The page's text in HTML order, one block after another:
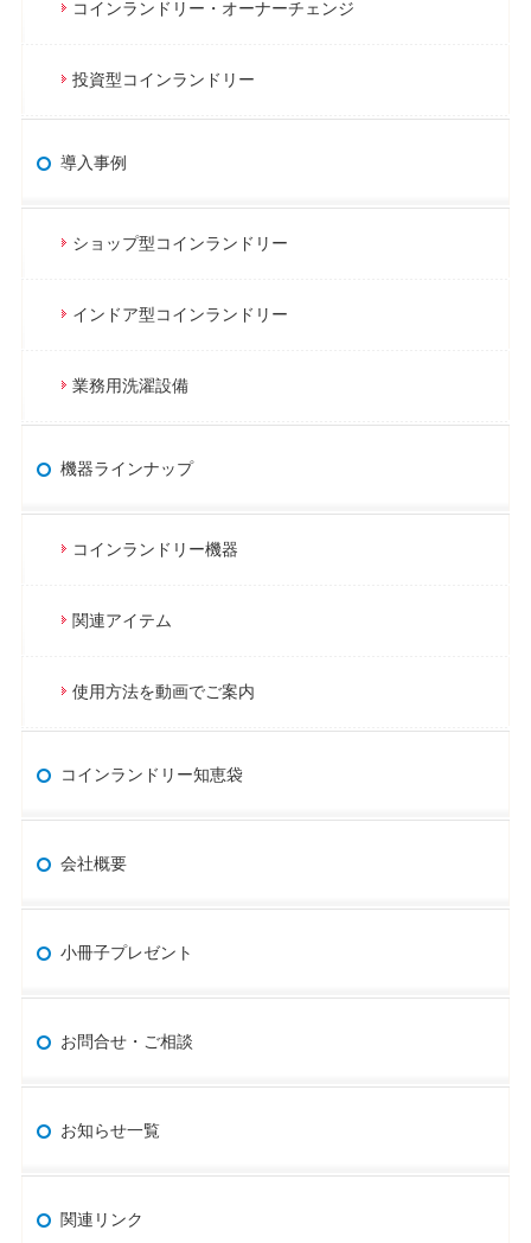
コインランドリー・オーナーチェンジ
投資型コインランドリー
導入事例
ショップ型コインランドリー
インドア型コインランドリー
業務用洗濯設備
機器ラインナップ
コインランドリー機器
関連アイテム
使用方法を動画でご案内
コインランドリー知恵袋
会社概要
小冊子プレゼント
お問合せ・ご相談
お知らせ一覧
関連リンク